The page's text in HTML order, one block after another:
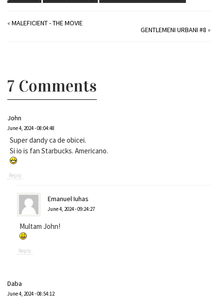
«MALEFICIENT - THE MOVIE
GENTLEMENI URBANI #8 »
7 Comments
John
June 4, 2024 - 08:04:48
Super dandy ca de obicei.
Si io is fan Starbucks. Americano.
Reply
Emanuel Iuhas
June 4, 2024 - 09:24:27
Multam John!
Reply
Daba
June 4, 2024 - 08:54:12